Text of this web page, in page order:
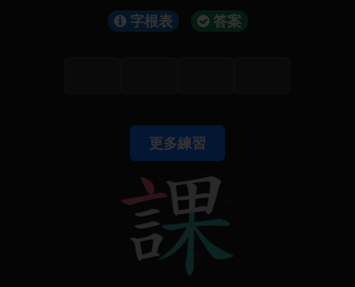
字根表 答案
更多練習